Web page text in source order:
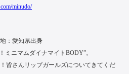
minudo/
：愛知県出身
ニマムダイナマイトBODY”。
皆さんリップガールズについてきてくだ